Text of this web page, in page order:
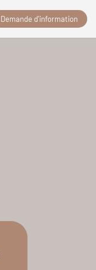
Demande d'information